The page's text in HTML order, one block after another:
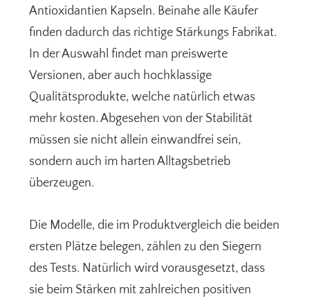
Antioxidantien Kapseln. Beinahe alle Käufer
finden dadurch das richtige Stärkungs Fabrikat.
In der Auswahl findet man preiswerte
Versionen, aber auch hochklassige
Qualitätsprodukte, welche natürlich etwas
mehr kosten. Abgesehen von der Stabilität
müssen sie nicht allein einwandfrei sein,
sondern auch im harten Alltagsbetrieb
überzeugen.
Die Modelle, die im Produktvergleich die beiden
ersten Plätze belegen, zählen zu den Siegern
des Tests. Natürlich wird vorausgesetzt, dass
sie beim Stärken mit zahlreichen positiven